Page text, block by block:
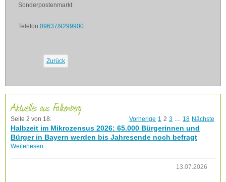
Sonderpostenmarkt
Telefon 09637/9299900
Zurück
Aktuelles aus Falkenberg
Seite 2 von 18. Vorherige 1 2 3 .... 18 Nächste
Halbzeit im Mikrozensus 2026: 65.000 Bürgerinnen und
Bürger in Bayern werden bis Jahresende noch befragt
Weiterlesen
13.07.2026